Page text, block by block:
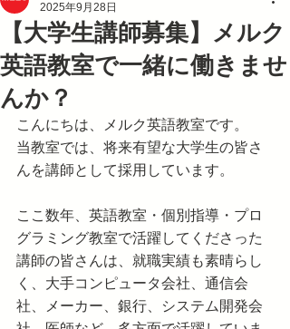
【大学生講師募集】メルク
英語教室で一緒に働きませ
んか？
2025年9月28日
こんにちは、メルク英語教室です。
当教室では、将来有望な大学生の皆さ
んを講師として採用しています。
ここ数年、英語教室・個別指導・プロ
グラミング教室で活躍してくださった
講師の皆さんは、就職実績も素晴らし
く、大手コンピュータ会社、通信会
社、メーカー、銀行、システム開発会